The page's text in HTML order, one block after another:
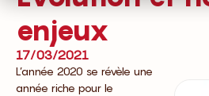
enjeux
17/03/2021
L’année 2020 se révèle une
année riche pour le